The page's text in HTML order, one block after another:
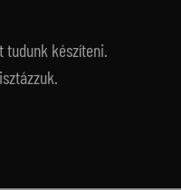
tudunk készíteni.